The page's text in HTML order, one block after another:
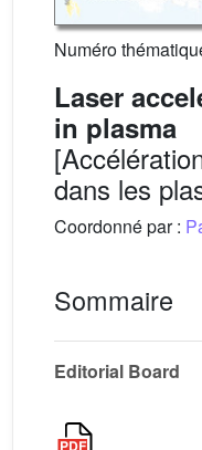
Numéro
Laser
in plasma
dans les
Coordonné par :
Sommaire
Editorial Board